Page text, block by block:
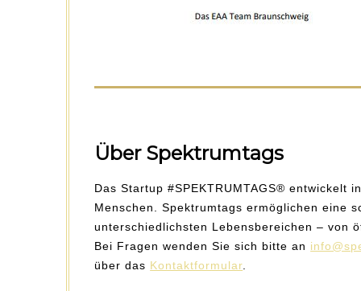
Über Spektrumtags
Das Startup #SPEKTRUMTAGS® entwickelt
Menschen. Spektrumtags ermöglichen eine
unterschiedlichsten Lebensbereichen – von
Bei Fragen wenden Sie sich bitte an
über das Kontaktformular.